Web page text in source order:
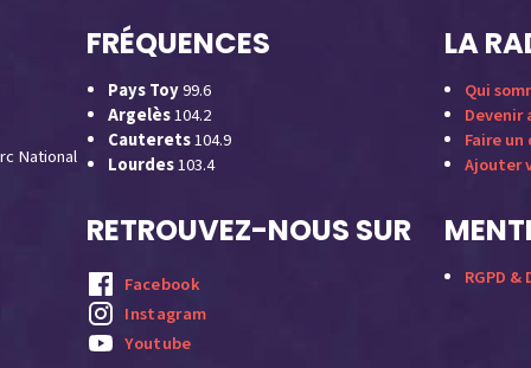
National
FRÉQUENCES
Pays Toy99.6
Argelès104.2
Cauterets104.9
Lourdes103.4
RETROUVEZ-NOUS SUR
Facebook
Instagram
Youtube
LA
Qui
Devenir
Faire
Ajouter
RGPD